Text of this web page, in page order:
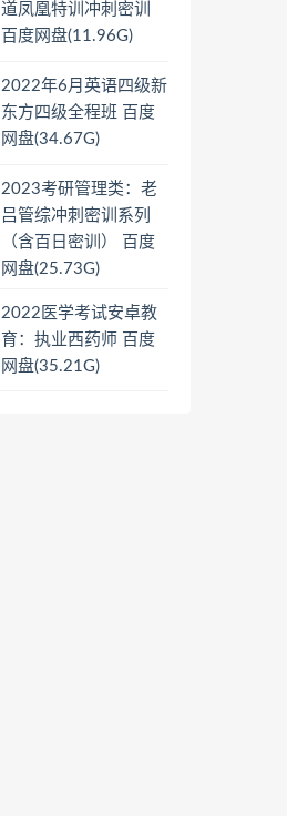
道凤凰特训冲刺密训
百度网盘(11.96G)
2022年6月英语四级新
东方四级全程班 百度
网盘(34.67G)
2023考研管理类：老
吕管综冲刺密训系列
（含百日密训） 百度
网盘(25.73G)
2022医学考试安卓教
育：执业西药师 百度
网盘(35.21G)